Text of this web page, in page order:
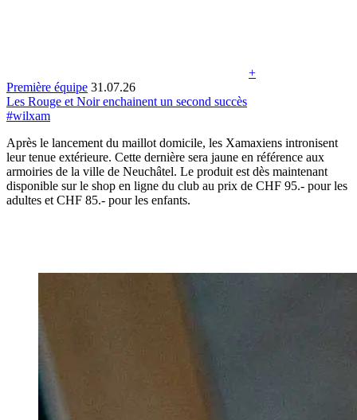
+
Première équipe 31.07.26
Les Rouge et Noir enchainent un second succès
#wilxam
Après le lancement du maillot domicile, les Xamaxiens intronisent
leur tenue extérieure. Cette dernière sera jaune en référence aux
armoiries de la ville de Neuchâtel. Le produit est dès maintenant
disponible sur le shop en ligne du club au prix de CHF 95.- pour les
adultes et CHF 85.- pour les enfants.